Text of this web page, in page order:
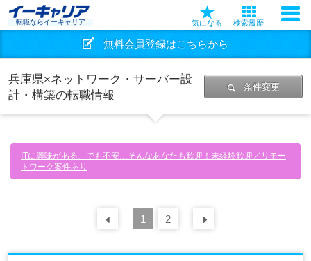
転職ならイーキャリア 気になる 検索履歴
無料会員登録はこちらから
兵庫県×ネットワーク・サーバー設
計・構築の転職情報
条件変更
ITに興味がある、でも不安…そんなあなたも歓迎！未経験歓迎／リモー
トワーク案件あり
前の 30
1 2